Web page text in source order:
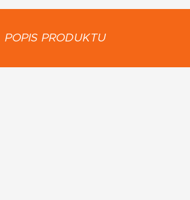
POPIS PRODUKTU